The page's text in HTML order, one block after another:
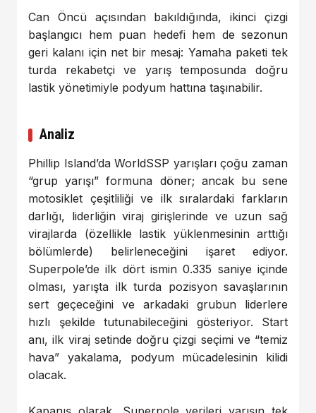
Can Öncü açısından bakıldığında, ikinci çizgi
başlangıcı hem puan hedefi hem de sezonun
geri kalanı için net bir mesaj: Yamaha paketi tek
turda rekabetçi ve yarış temposunda doğru
lastik yönetimiyle podyum hattına taşınabilir.
Analiz
Phillip Island’da WorldSSP yarışları çoğu zaman
“grup yarışı” formuna döner; ancak bu sene
motosiklet çeşitliliği ve ilk sıralardaki farkların
darlığı, liderliğin viraj girişlerinde ve uzun sağ
virajlarda (özellikle lastik yüklenmesinin arttığı
bölümlerde) belirleneceğini işaret ediyor.
Superpole’de ilk dört ismin 0.335 saniye içinde
olması, yarışta ilk turda pozisyon savaşlarının
sert geçeceğini ve arkadaki grubun liderlere
hızlı şekilde tutunabileceğini gösteriyor. Start
anı, ilk viraj setinde doğru çizgi seçimi ve “temiz
hava” yakalama, podyum mücadelesinin kilidi
olacak.